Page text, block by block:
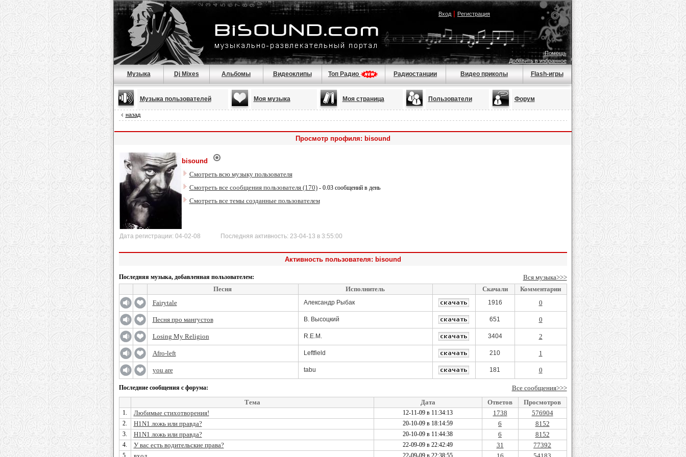
Вход| Регистрация
Помощь
Добавить в избранное
Музыка Dj Mixes Альбомы Видеоклипы Топ Радио Радиостанции Видео приколы Flash-игры
Музыка пользователей Моя музыка Моя страница Пользователи Форум
назад
Просмотр профиля: bisound
bisound
Смотреть всю музыку пользователя
Смотреть все сообщения пользователя (170)- 0.03 сообщений в день
Смотреть все темы созданные пользователем
Дата регистрации: 04-02-08 Последняя активность: 23-04-13 в 3:55:00
Активность пользователя: bisound
Последняя музыка, добавленная пользователем:
Вся музыка>>>
Песня
Исполнитель Скачали
Комментарии
Fairytale
Александр Рыбак 1916 0
Песня про мангустов В. Высоцкий 651 0
Losing My Religion R.E.M. 3404 2
Afro-left Leftfield 210 1
you are tabu 181 0
Последние сообщения с форума:
Все сообщения>>>
Тема
Дата Ответов Просмотров
1. Любимые стихотворения! 12-11-09 в 11:34:13 1738 576904
2. H1N1 ложь или правда? 20-10-09 в 18:14:59 6 8152
3. H1N1 ложь или правда? 20-10-09 в 11:44:38 6 8152
4. У вас есть водительские права? 22-09-09 в 22:42:49 31 77392
5. 22-09-09 в 22:38:55